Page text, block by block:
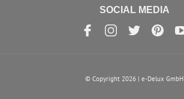
SOCIAL MEDIA
© Copyright 2026 | e-Delux GmbH